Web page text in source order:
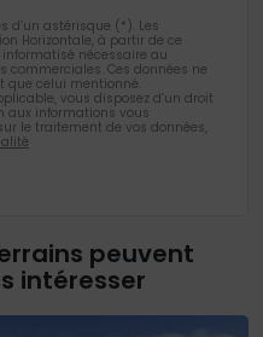
d’un astérisque (*). Les
Horizontale, à partir de ce
nécessaire au
Ces données ne
que celui mentionné.
vous disposez d’un droit
aux informations vous
le traitement de vos données,
peuvent
intéresser